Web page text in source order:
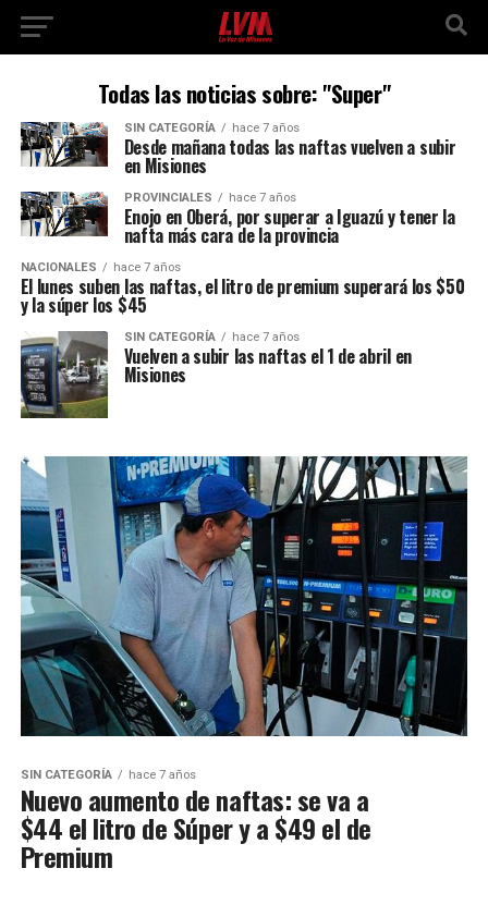
Todas las noticias sobre: "Super"
SIN CATEGORÍA hace 7 años
Desde mañana todas las naftas vuelven a subir
en Misiones
PROVINCIALES hace 7 años
Enojo en Oberá, por superar a Iguazú y tener la
nafta más cara de la provincia
NACIONALES hace 7 años
El lunes suben las naftas, el litro de premium superará los $50
y la súper los $45
SIN CATEGORÍA hace 7 años
Vuelven a subir las naftas el 1 de abril en
Misiones
SIN CATEGORÍA hace 7 años
Nuevo aumento de naftas: se va a
$44 el litro de Súper y a $49 el de
Premium